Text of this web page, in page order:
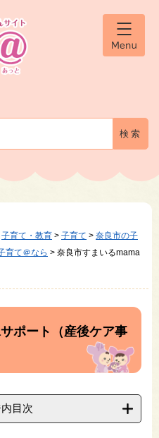
ニ
子育て・教育 > 子育て > 奈良市の子
育て＠なら > 奈良市すまいるmama
ポート（産後ケア事
目次